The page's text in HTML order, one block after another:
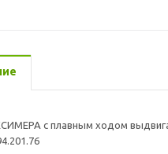
с плавным ходом